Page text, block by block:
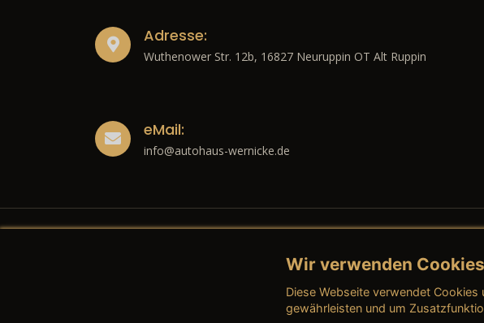
Adresse:
Wuthenower Str. 12b, 16827 Neuruppin OT Alt Ruppin
eMail:
info@autohaus-wernicke.de
Rechtliches
→ Impressum
Wir verwenden Cookies
Diese Webseite verwendet
gewährleisten und um